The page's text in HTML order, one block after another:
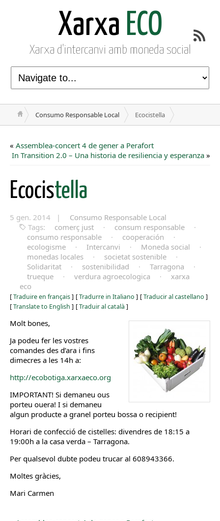
Xarxa ECO
Xarxa d'intercanvi amb moneda social
Consumo Responsable Local Ecocistella
« Assemblea-concert 4 de gener a Perafort
In Transition 2.0 – Una historia de resiliencia y esperanza »
Ecocistella
5 gen. 2014 |
Consumo Responsable Local
Tags:
comerç just · consum responsable
·
consumo responsable
· cooperación
·
ecologisme
· Intercanvi · Moneda social
·
monedas locales
· societat sostenible
·
Solidaritat
· sostenibilidad · Tarragona
·
trueque
· verdura agroecologica ·
xarxa
eco
[Traduire en français] [Tradurre in Italiano ] [Traducir al castellano ]
[Translate to English ] [Traduir al català ]
Molt bones,
Ja podeu fer les vostres
comandes des d’ara i fins
dimecres a les 14h a:
http://ecobotiga.xarxaeco.org
IMPORTANT! Si demaneu ous
porteu ouera! I si demaneu
algun producte a granel porteu bossa o recipient!
Horari de confecció de cistelles: divendres de 18:15 a
19:00h a la casa verda – Tarragona.
Per qualsevol dubte podeu trucar al 608943366.
Moltes gràcies,
Mari Carmen